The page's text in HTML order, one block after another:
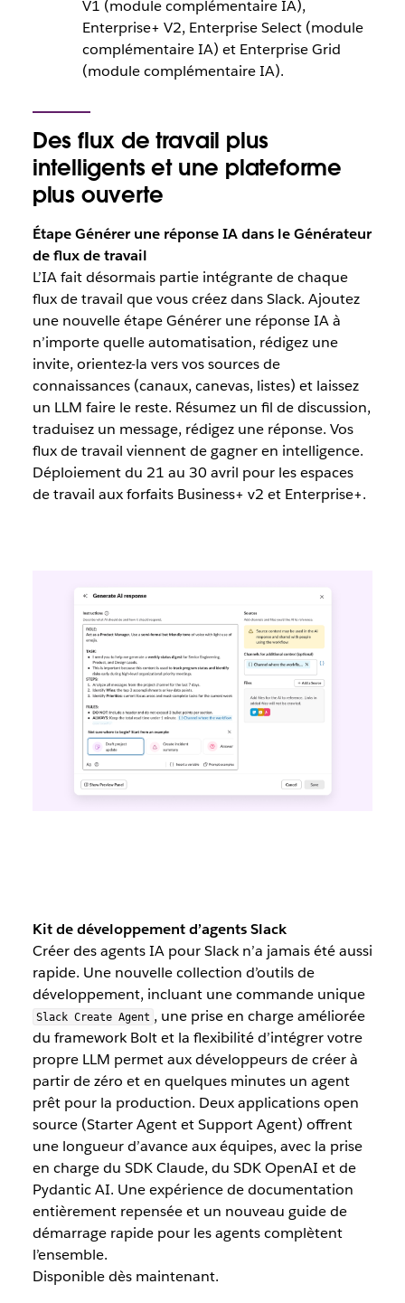
V1 (module complémentaire IA),
Enterprise+ V2, Enterprise Select (module
complémentaire IA) et Enterprise Grid
(module complémentaire IA).
Des flux de travail plus
intelligents et une plateforme
plus ouverte
Étape Générer une réponse IA dans le Générateur
de flux de travail
L’IA fait désormais partie intégrante de chaque
flux de travail que vous créez dans Slack. Ajoutez
une nouvelle étape Générer une réponse IA à
n’importe quelle automatisation, rédigez une
invite, orientez-la vers vos sources de
connaissances (canaux, canevas, listes) et laissez
un LLM faire le reste. Résumez un fil de discussion,
traduisez un message, rédigez une réponse. Vos
flux de travail viennent de gagner en intelligence.
Déploiement du 21 au 30 avril pour les espaces
de travail aux forfaits Business+ v2 et Enterprise+.
Kit de développement d’agents Slack
Créer des agents IA pour Slack n’a jamais été aussi
rapide. Une nouvelle collection d’outils de
développement, incluant une commande unique
Slack Create Agent , une prise en charge améliorée
du framework Bolt et la flexibilité d’intégrer votre
propre LLM permet aux développeurs de créer à
partir de zéro et en quelques minutes un agent
prêt pour la production. Deux applications open
source (Starter Agent et Support Agent) offrent
une longueur d’avance aux équipes, avec la prise
en charge du SDK Claude, du SDK OpenAI et de
Pydantic AI. Une expérience de documentation
entièrement repensée et un nouveau guide de
démarrage rapide pour les agents complètent
l’ensemble.
Disponible dès maintenant.